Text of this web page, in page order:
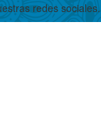
redes sociales.